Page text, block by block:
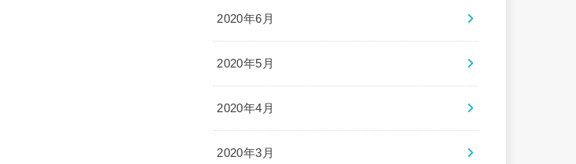
2020年6月
2020年5月
2020年4月
2020年3月